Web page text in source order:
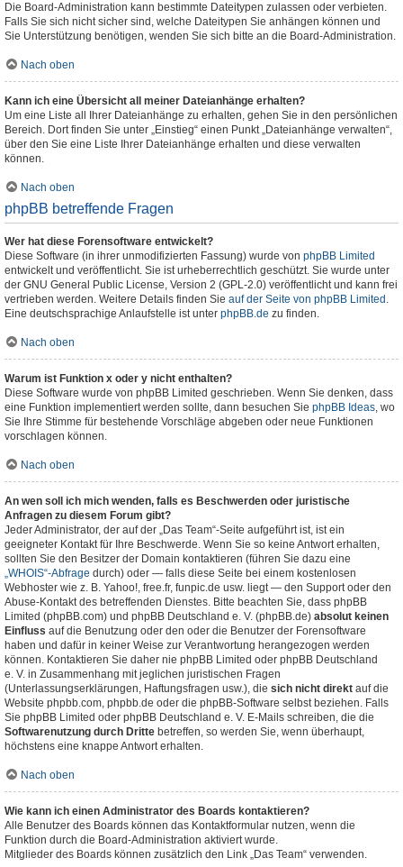
Die Board-Administration kann bestimmte Dateitypen zulassen oder verbieten.
Falls Sie sich nicht sicher sind, welche Dateitypen Sie anhängen können und
Sie Unterstützung benötigen, wenden Sie sich bitte an die Board-Administration.
Nach oben
Kann ich eine Übersicht all meiner Dateianhänge erhalten?
Um eine Liste all Ihrer Dateianhänge zu erhalten, gehen Sie in den persönlichen
Bereich. Dort finden Sie unter „Einstieg“ einen Punkt „Dateianhänge verwalten“,
über den Sie eine Liste Ihrer Dateianhänge erhalten und diese verwalten
können.
Nach oben
phpBB betreffende Fragen
Wer hat diese Forensoftware entwickelt?
Diese Software (in ihrer unmodifizierten Fassung) wurde von phpBB Limited
entwickelt und veröffentlicht. Sie ist urheberrechtlich geschützt. Sie wurde unter
der GNU General Public License, Version 2 (GPL-2.0) veröffentlicht und kann frei
vertrieben werden. Weitere Details finden Sie auf der Seite von phpBB Limited .
Eine deutschsprachige Anlaufstelle ist unter phpBB.de zu finden.
Nach oben
Warum ist Funktion x oder y nicht enthalten?
Diese Software wurde von phpBB Limited geschrieben. Wenn Sie denken, dass
eine Funktion implementiert werden sollte, dann besuchen Sie phpBB Ideas, wo
Sie Ihre Stimme für bestehende Vorschläge abgeben oder neue Funktionen
vorschlagen können.
Nach oben
An wen soll ich mich wenden, falls es Beschwerden oder juristische
Anfragen zu diesem Forum gibt?
Jeder Administrator, der auf der „Das Team“-Seite aufgeführt ist, ist ein
geeigneter Kontakt für Ihre Beschwerde. Wenn Sie so keine Antwort erhalten,
sollten Sie den Besitzer der Domain kontaktieren (führen Sie dazu eine
„WHOIS“-Abfrage durch) oder — falls diese Seite bei einem kostenlosen
Webhoster wie z. B. Yahoo!, free.fr, funpic.de usw. liegt — den Support oder den
Abuse-Kontakt des betreffenden Dienstes. Bitte beachten Sie, dass phpBB
Limited (phpBB.com) und phpBB Deutschland e. V. (phpBB.de) absolut keinen
Einfluss auf die Benutzung oder den oder die Benutzer der Forensoftware
haben und dafür in keiner Weise zur Verantwortung herangezogen werden
können. Kontaktieren Sie daher nie phpBB Limited oder phpBB Deutschland
e. V. in Zusammenhang mit jeglichen juristischen Fragen
(Unterlassungserklärungen, Haftungsfragen usw.), die sich nicht direkt auf die
Website phpbb.com, phpbb.de oder die phpBB-Software selbst beziehen. Falls
Sie phpBB Limited oder phpBB Deutschland e. V. E-Mails schreiben, die die
Softwarenutzung durch Dritte betreffen, so werden Sie, wenn überhaupt,
höchstens eine knappe Antwort erhalten.
Nach oben
Wie kann ich einen Administrator des Boards kontaktieren?
Alle Benutzer des Boards können das Kontaktformular nutzen, wenn die
Funktion durch die Board-Administration aktiviert wurde.
Mitglieder des Boards können zusätzlich den Link „Das Team“ verwenden.